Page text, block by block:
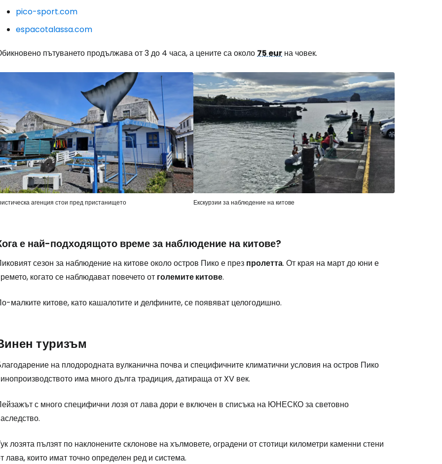
pico-sport.com
espacotalassa.com
пътуването продължава от 3 до 4 часа, а цените са около75 eur на човек.
агенция стои пред пристанището Екскурзии за наблюдение на китове
е най-подходящото време за наблюдение на китове?
сезон за наблюдение на китове около остров Пико е през пролетта. От края на март до юни е
когато се наблюдават повечето от големите китове.
малките китове, като кашалотите и делфините, се появяват целогодишно.
туризъм
на плодородната вулканична почва и специфичните климатични условия на остров Пико
има много дълга традиция, датираща от XV век.
с много специфични лозя от лава дори е включен в списъка на ЮНЕСКО за световно
лозята пълзят по наклонените склонове на хълмовете, оградени от стотици километри каменни стени
лава, които имат точно определен ред и система.
Влезте в Cestee
... световната общност на туристите
Продължете с Facebook